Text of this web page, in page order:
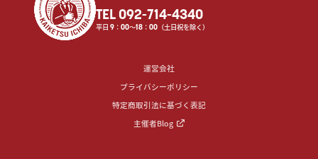
TEL 092-714-4340
平日9 ：00〜18 ：00 （土日祝を除く）
運営会社
プライバシーポリシー
特定商取引法に基づく表記
主催者Blog